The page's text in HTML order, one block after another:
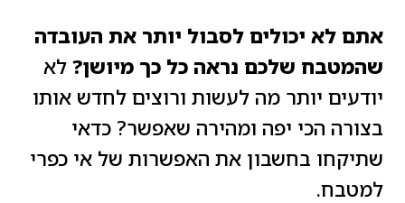
אתם לא יכולים לסבול יותר את העובדה
שהמטבח שלכם נראה כל כך מיושן? לא
יודעים יותר מה לעשות ורוצים לחדש אותו
בצורה הכי יפה ומהירה שאפשר? כדאי
שתיקחו בחשבון את האפשרות של אי כפרי
למטבח.